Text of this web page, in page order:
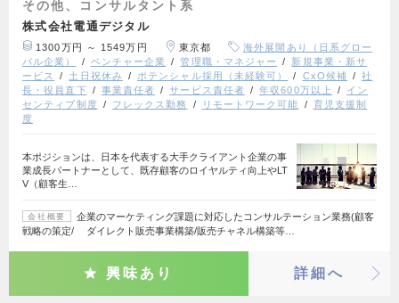
その他、コンサルタント系
株式会社電通デジタル
1300万円 ～ 1549万円 東京都
海外展開あり（日系グロー
バル企業）
ベンチャー企業 管理職・マネジャー
新規事業・新サ
ービス
土日祝休み ポテンシャル採用（未経験可） CxO候補
社
長・役員直下
事業責任者 サービス責任者 年収600万以上
イン
センティブ制度
フレックス勤務 リモートワーク可能
育児支援制
度
本ポジションは、日本を代表する大手クライアント企業の事
業成長パートナーとして、既存顧客のロイヤルティ向上やLT
V（顧客生…
会社概要
企業のマーケティング課題に対応したコンサルテーション業務(顧客
戦略の策定/ ダイレクト販売事業構築/販売チャネル構築等…
興味あり 詳細へ